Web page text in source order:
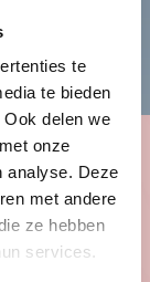
te
te bieden
delen we
onze
analyse. Deze
met andere
ze hebben
services.